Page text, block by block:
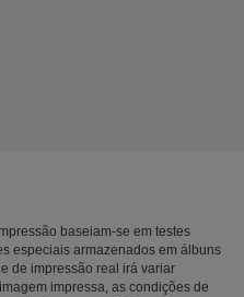
baseiam-se em testes
especiais armazenados em álbuns
de impressão real irá variar
impressa, as condições de